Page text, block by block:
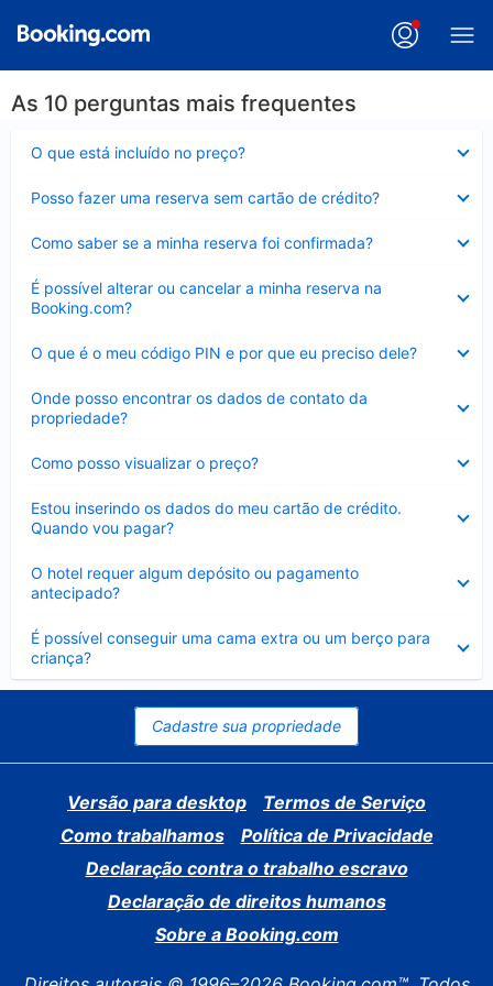
As 10 perguntas mais frequentes
O que está incluído no preço?
Posso fazer uma reserva sem cartão de crédito?
Como saber se a minha reserva foi confirmada?
É possível alterar ou cancelar a minha reserva na
Booking.com?
Contraído
O que é o meu código PIN e por que eu preciso dele?
Onde posso encontrar os dados de contato da
propriedade?
Como posso visualizar o preço?
Estou inserindo os dados do meu cartão de crédito.
Quando vou pagar?
O hotel requer algum depósito ou pagamento
antecipado?
É possível conseguir uma cama extra ou um berço para
criança?
Contraído
Cadastre sua propriedade
Versão para desktop
Termos de Serviço
Como trabalhamos
Política de Privacidade
Declaração contra o trabalho escravo
Declaração de direitos humanos
Sobre a Booking.com